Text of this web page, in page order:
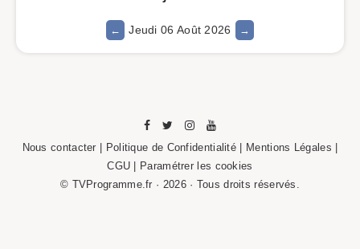
Jeudi 06 Août 2026
Nous contacter Politique de Confidentialité Mentions Légales
CGU |
Paramétrer les cookies
© TVProgramme.fr · 2026 · Tous droits réservés.